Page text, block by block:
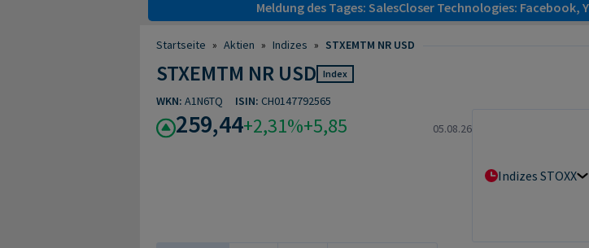
Meldung des Tages: SalesCloser Technologies:
Startseite » Aktien » Indizes » STXEMTM NR USD
STXEMTM NR USD Index
WKN: A1N6TQ ISIN: CH0147792565
259,44+2,31%+5,85 05.08.26
Indizes STOXX